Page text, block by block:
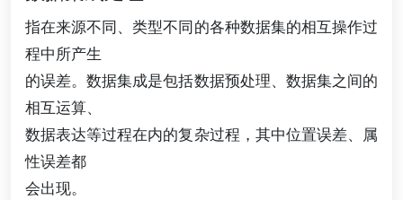
指在来源不同、类型不同的各种数据集的相互操作过
程中所产生
的误差。数据集成是包括数据预处理、数据集之间的
相互运算、
数据表达等过程在内的复杂过程，其中位置误差、属
性误差都
会出现。